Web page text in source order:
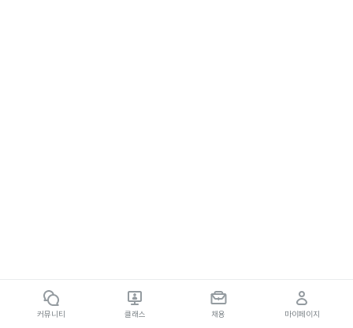
커뮤니티 클래스 채용 마이페이지